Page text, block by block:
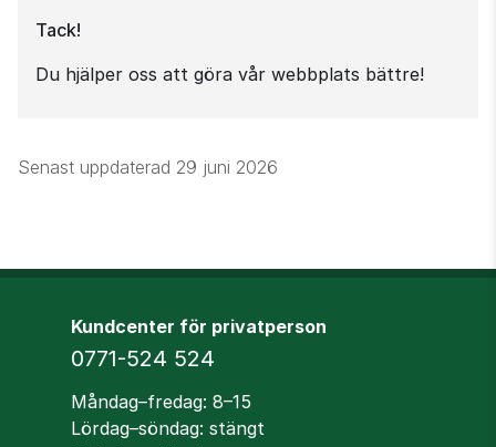
Tack!
Du hjälper oss att göra vår webbplats bättre!
Senast uppdaterad 29 juni 2026
Kundcenter för privatperson
Telefon
0771-524 524
Öppettider
Måndag–fredag: 8–15
Lördag–söndag: stängt